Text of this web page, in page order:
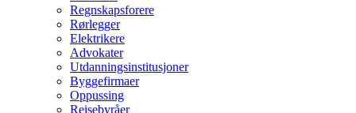
Regnskapsforere
Rørlegger
Elektrikere
Advokater
Utdanningsinstitusjoner
Byggefirmaer
Oppussing
Reisebyråer